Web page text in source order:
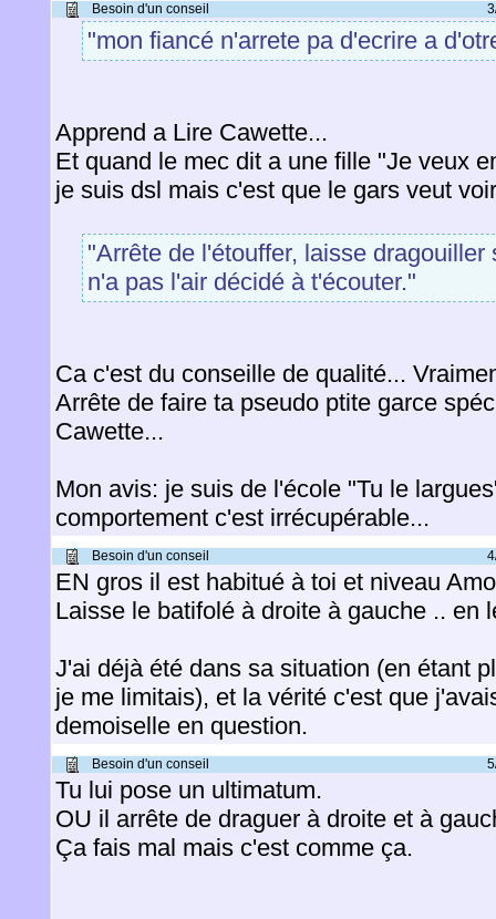
Besoin d'un conseil
"mon fiancé n'arrete pa d'ecrire a
Apprend a Lire Cawette...
Et quand le mec dit a une fille "Je veux
je suis dsl mais c'est que le gars veut
"Arrête de l'étouffer, laisse
n'a pas l'air décidé à t'écouter."
Ca c'est du conseille de qualité...
Arrête de faire ta pseudo ptite garce
Cawette...
Mon avis: je suis de l'école "Tu le
comportement c'est irrécupérable...
Besoin d'un conseil
EN gros il est habitué à toi et niveau
Laisse le batifolé à droite à gauche .. en
J'ai déjà été dans sa situation (en étant
je me limitais), et la vérité c'est que
demoiselle en question.
Besoin d'un conseil
Tu lui pose un ultimatum.
OU il arrête de draguer à droite et à
Ça fais mal mais c'est comme ça.